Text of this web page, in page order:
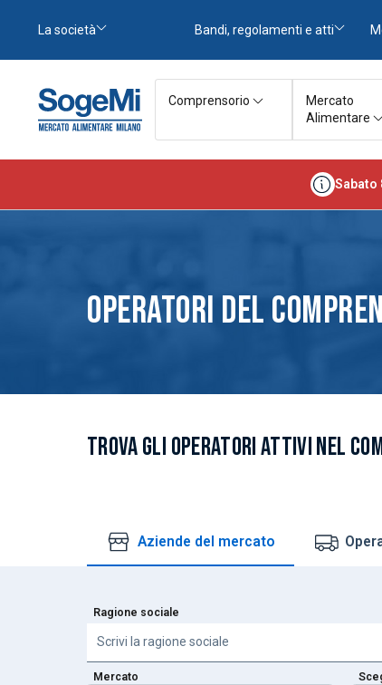
La società Bandi, regolamenti e atti
Comprensorio
Mercato
Alimentare
Sabato
OPERATORI DEL
TROVA GLI OPERATORI ATTIVI NEL
Aziende del mercato
Ragione sociale
Mercato